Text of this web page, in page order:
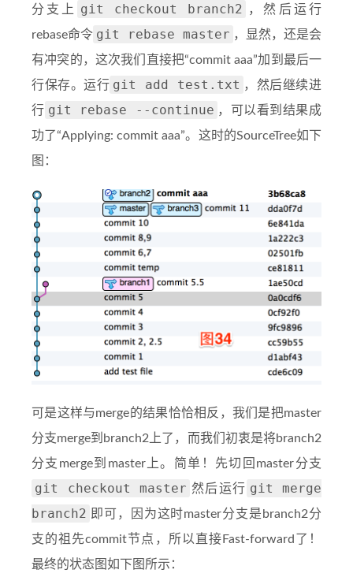
分支上
git checkout branch2
，然后运行
rebase命令 git rebase master ，显然，还是会
有冲突的，这次我们直接把“commit aaa”加到最后一
行保存。运行 git add test.txt ，然后继续进
行 git rebase --continue ，可以看到结果成
功了“Applying: commit aaa”。这时的SourceTree如下
图：
可是这样与merge的结果恰恰相反，我们是把master
分支merge到branch2上了，而我们初衷是将branch2
分支merge到master上。简单！先切回master分支
git checkout master 然后运行 git merge
branch2 即可，因为这时master分支是branch2分
支的祖先commit节点，所以直接Fast-forward了！
最终的状态图如下图所示：